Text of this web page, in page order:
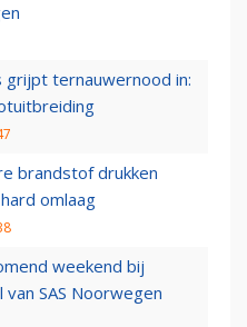
grijpt ternauwernood in:
brandstof drukken
omlaag
weekend bij
SAS Noorwegen